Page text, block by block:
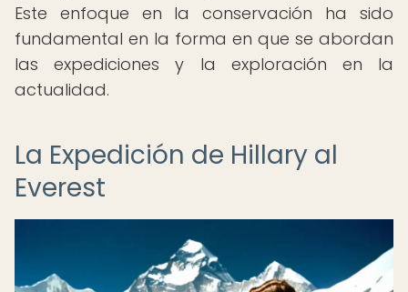
Este enfoque en la conservación ha sido
fundamental en la forma en que se abordan
las expediciones y la exploración en la
actualidad.
La Expedición de Hillary al
Everest